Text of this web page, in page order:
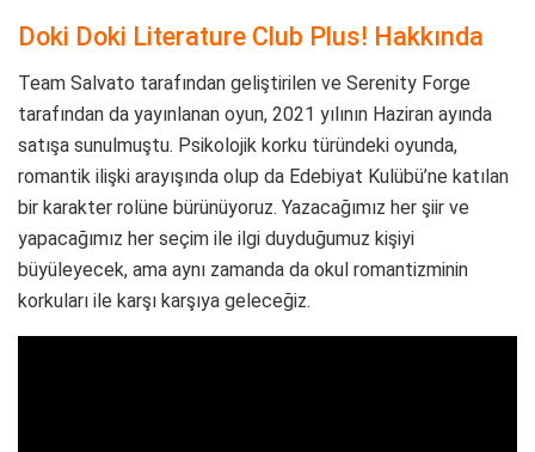
Doki Doki Literature Club Plus! Hakkında
Team Salvato tarafından geliştirilen ve Serenity Forge
tarafından da yayınlanan oyun, 2021 yılının Haziran ayında
satışa sunulmuştu. Psikolojik korku türündeki oyunda,
romantik ilişki arayışında olup da Edebiyat Kulübü’ne katılan
bir karakter rolüne bürünüyoruz. Yazacağımız her şiir ve
yapacağımız her seçim ile ilgi duyduğumuz kişiyi
büyüleyecek, ama aynı zamanda da okul romantizminin
korkuları ile karşı karşıya geleceğiz.